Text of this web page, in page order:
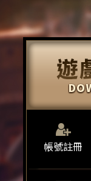
帳號註冊